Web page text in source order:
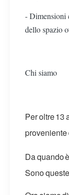
- Dimensioni
dello spazio
Chi siamo
Per oltre 13
proveniente
Da quando
Sono